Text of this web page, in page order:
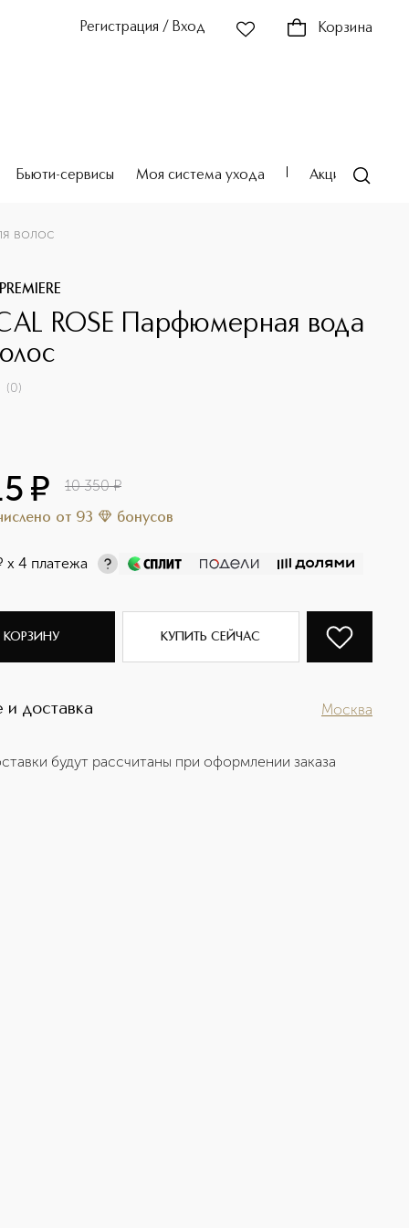
Регистрация / Вход Корзина
Бьюти-сервисы Моя система ухода Акции
волос
ROSE Парфюмерная вода
(0)
¤ 10 350 ¤
от 93 бонусов
х 4 платежа
КОРЗИНУ КУПИТЬ СЕЙЧАС
и доставка Москва
будут рассчитаны при оформлении заказа